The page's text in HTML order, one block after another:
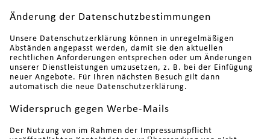
Änderung der Datenschutzbestimmungen
Unsere Datenschutzerklärung können in unregelmäßigen
Abständen angepasst werden, damit sie den aktuellen
rechtlichen Anforderungen entsprechen oder um Änderungen
unserer Dienstleistungen umzusetzen, z. B. bei der Einfügung
neuer Angebote. Für Ihren nächsten Besuch gilt dann
automatisch die neue Datenschutzerklärung.
Widerspruch gegen Werbe-Mails
Der Nutzung von im Rahmen der Impressumspflicht